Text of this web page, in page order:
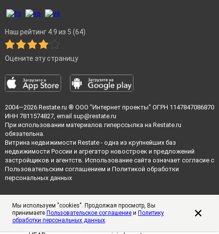
Наш рейтинг 4.9 из 5 (64)
Оцените эту страницу
2004—2026 Restate.ru ® ООО "Интернет проекты" ОГРН 1147847086870
ИНН 7811574827, email sup@restate.ru
При использовании материалов гиперссылка на Restate.ru
обязательна.
Витрина недвижимости Restate - одна из крупнейших баз
недвижимости России и агрегатор новостроек и предложений
застройщиков и агентств. Использование сайта означает согласие с
Пользовательским соглашением и Политикой обработки
персональных данных
Мы используем "cookies". Продолжая просмотр, Вы
принимаете Пользовательское соглашение и Политику
обработки персональных данных.